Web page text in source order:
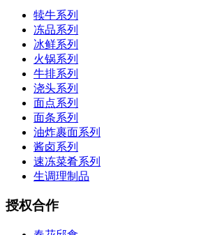
犊牛系列
冻品系列
冰鲜系列
火锅系列
牛排系列
浇头系列
面点系列
面条系列
油炸裹面系列
酱卤系列
速冻菜肴系列
生调理制品
授权合作